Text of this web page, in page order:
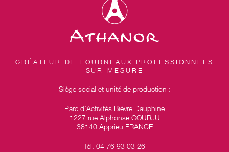
CRÉATEUR DE FOURNEAUX PROFESSIONNELS
SUR-MESURE
Siège social et unité de production :
Parc d’Activités Bièvre Dauphine
1227 rue Alphonse GOURJU
38140 Apprieu FRANCE
Tél. 04 76 93 03 26